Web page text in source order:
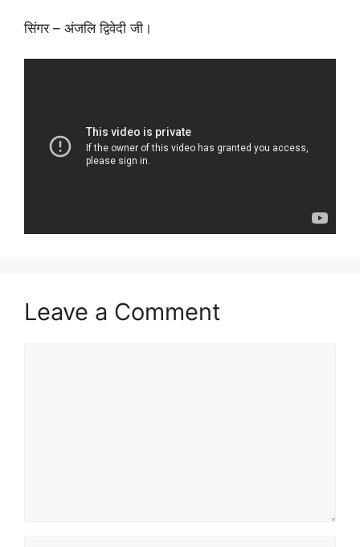
सिंगर – अंजलि द्विवेदी जी।
Leave a Comment